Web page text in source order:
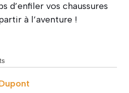
d’enfiler vos chaussures
à l’aventure !